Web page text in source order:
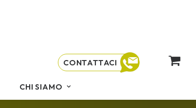
CHI SIAMO
CONTATTACI